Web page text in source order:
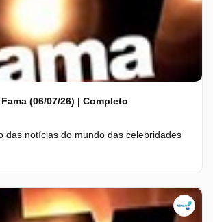
(06/07/26) | Completo
das notícias do mundo das celebridades